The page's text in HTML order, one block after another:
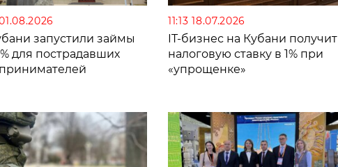
запустили займы
для пострадавших
11:13 18.07.2026
IT-бизнес на Кубани получит
налоговую ставку в 1% при
«упрощенке»